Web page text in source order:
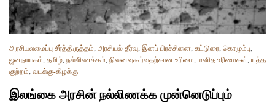
அரசியலமைப்பு சீர்த்திருத்தம், அரசியல் தீர்வு, இனப் பிரச்சினை, கட்டுரை, கொழும்பு,
ஜனநாயகம், தமிழ், நல்லிணக்கம், நினைவுகூர்வதற்கான உரிமை, மனித உரிமைகள், யுத்த
குற்றம், வடக்கு-கிழக்கு
இலங்கை அரசின் நல்லிணக்க முன்னெடுப்பும்